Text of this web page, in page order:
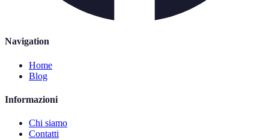
Navigation
Home
Blog
Informazioni
Chi siamo
Contatti